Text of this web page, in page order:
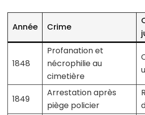
Année Crime
1848
Profanation et
nécrophilie au
cimetière
1849
Arrestation après
piège policier